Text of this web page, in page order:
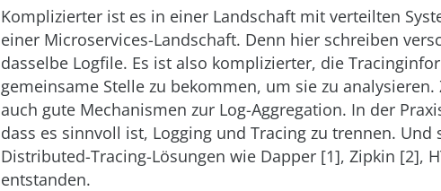
Komplizierter ist es in einer Landschaft mit verteilten
einer Microservices-Landschaft. Denn hier schreiben
dasselbe Logfile. Es ist also komplizierter, die
gemeinsame Stelle zu bekommen, um sie zu
auch gute Mechanismen zur Log-Aggregation. In der
dass es sinnvoll ist, Logging und Tracing zu trennen. Und
Distributed-Tracing-Lösungen wie Dapper [1], Zipkin [2],
entstanden.